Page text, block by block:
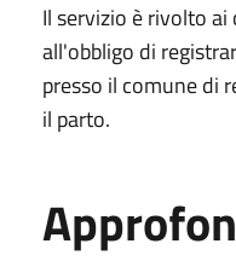
Il servizio è rivolto
all'obbligo di
presso il comune di
il parto.